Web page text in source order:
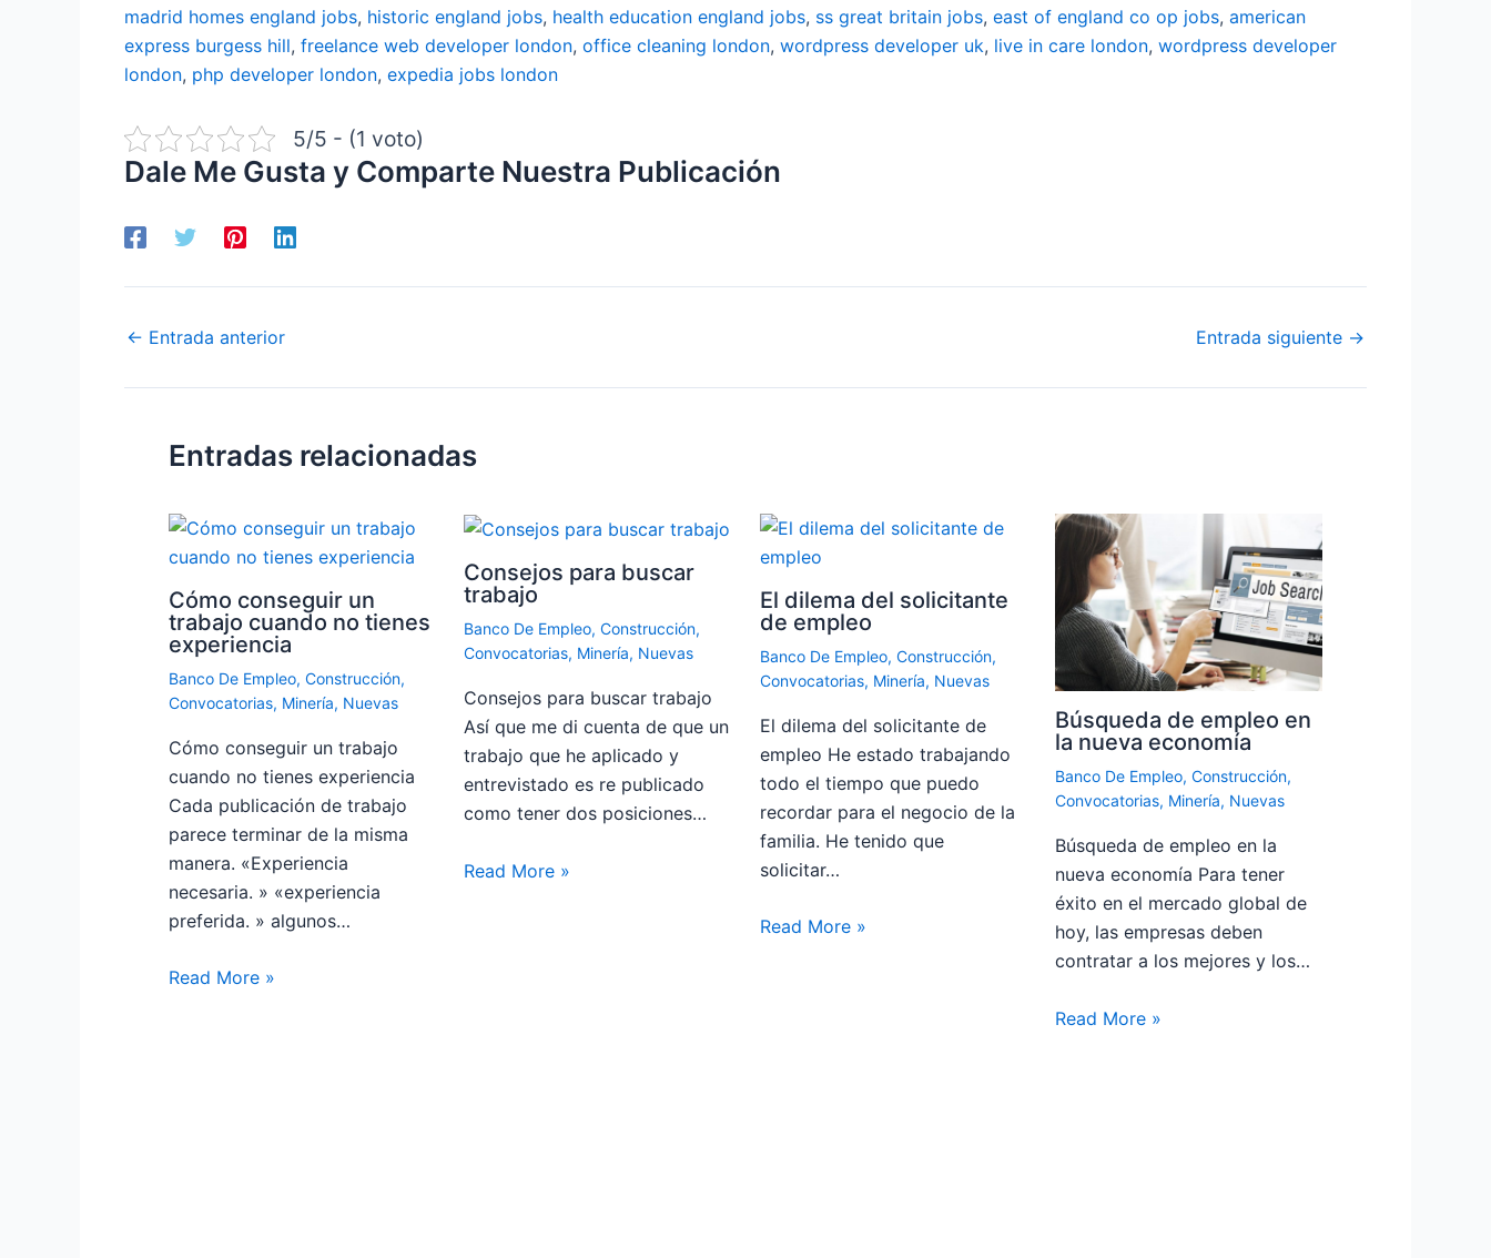
madrid homes england jobs, historic england jobs, health education england jobs, ss great britain jobs, east of england co op jobs, american
express burgess hill, freelance web developer london, office cleaning london, wordpress developer uk, live in care london, wordpress developer
london, php developer london, expedia jobs london
5/5 - (1 voto)
Dale Me Gusta y Comparte Nuestra Publicación
← Entrada anterior Entrada siguiente →
Entradas relacionadas
Cómo conseguir un
trabajo cuando no tienes
experiencia
Banco De Empleo, Construcción,
Convocatorias, Minería, Nuevas
Cómo conseguir un trabajo
cuando no tienes experiencia
Cada publicación de trabajo
parece terminar de la misma
manera. «Experiencia
necesaria. » «experiencia
preferida. » algunos…
Read More »
Consejos para buscar
trabajo
Banco De Empleo,Construcción,
Convocatorias, Minería, Nuevas
Consejos para buscar trabajo
Así que me di cuenta de que un
trabajo que he aplicado y
entrevistado es re publicado
como tener dos posiciones…
Read More »
El dilema del solicitante
de empleo
Banco De Empleo, Construcción,
Convocatorias, Minería, Nuevas
El dilema del solicitante de
empleo He estado trabajando
todo el tiempo que puedo
recordar para el negocio de la
familia. He tenido que
solicitar…
Read More »
Búsqueda de empleo en
la nueva economía
Banco De Empleo, Construcción,
Convocatorias, Minería, Nuevas
Búsqueda de empleo en la
nueva economía Para tener
éxito en el mercado global de
hoy, las empresas deben
contratar a los mejores y los…
Read More »